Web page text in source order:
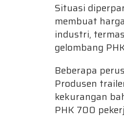
Situasi
membuat
industri,
gelombang
Beberapa
Produsen
kekurangan
PHK 700